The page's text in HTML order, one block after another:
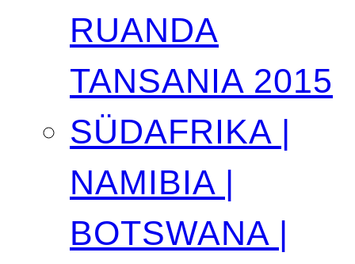
RUANDA
TANSANIA 2015
SÜDAFRIKA |
NAMIBIA |
BOTSWANA |